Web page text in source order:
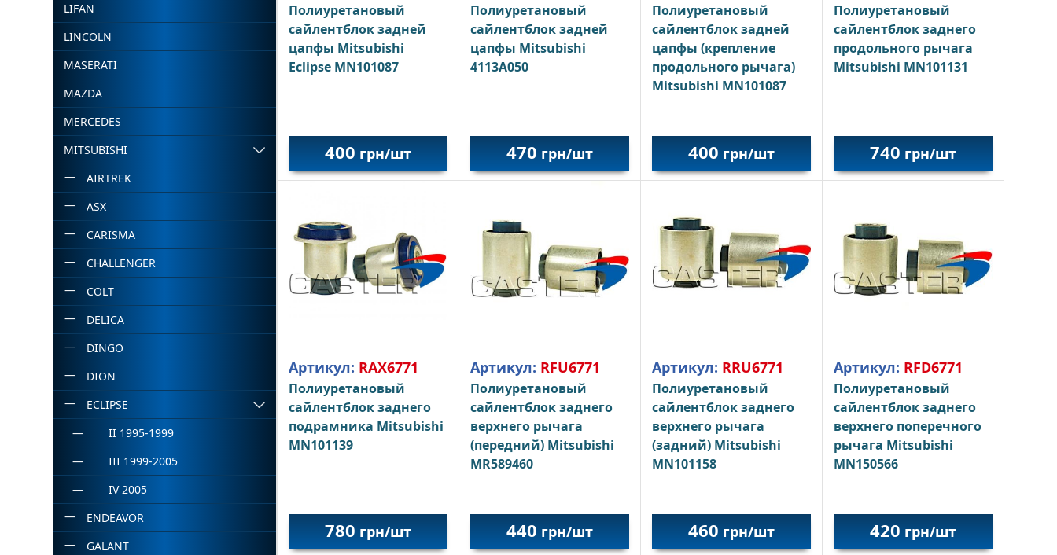
LIFAN
LINCOLN
MASERATI
MAZDA
MERCEDES
MITSUBISHI
AIRTREK
ASX
CARISMA
CHALLENGER
COLT
DELICA
DINGO
DION
ECLIPSE
II 1995-1999
III 1999-2005
IV 2005
ENDEAVOR
GALANT
Полиуретановый
сайлентблок задней
цапфы Mitsubishi
Eclipse MN101087
400 грн/шт
Полиуретановый
сайлентблок задней
цапфы Mitsubishi
4113A050
470 грн/шт
Полиуретановый
сайлентблок задней
цапфы (крепление
продольного рычага)
Mitsubishi MN101087
400 грн/шт
Полиуретановый
сайлентблок заднего
продольного рычага
Mitsubishi MN101131
740 грн/шт
Артикул: RAX6771
Полиуретановый
сайлентблок заднего
подрамника Mitsubishi
MN101139
780 грн/шт
Артикул: RFU6771
Полиуретановый
сайлентблок заднего
верхнего рычага
(передний) Mitsubishi
MR589460
440 грн/шт
Артикул: RRU6771
Полиуретановый
сайлентблок заднего
верхнего рычага
(задний) Mitsubishi
MN101158
460 грн/шт
Артикул: RFD6771
Полиуретановый
сайлентблок заднего
верхнего поперечного
рычага Mitsubishi
MN150566
420 грн/шт